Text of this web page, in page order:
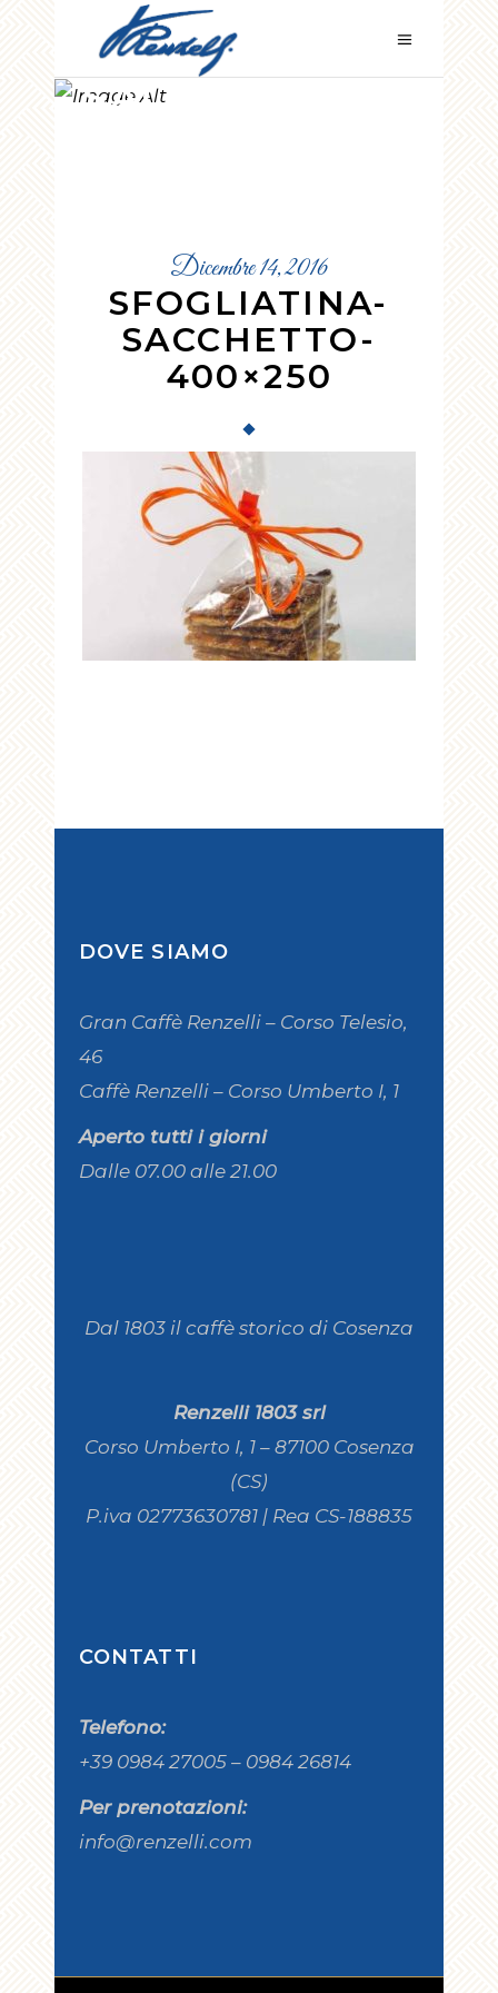
SFOGLIATINA-
SACCHETTO-
Dicembre 14, 2016
SFOGLIATINA-
SACCHETTO-
400×250
DOVE SIAMO
Gran Caffè Renzelli – Corso Telesio,
46
Caffè Renzelli – Corso Umberto I, 1
Aperto tutti i giorni
Dalle 07.00 alle 21.00
Dal 1803 il caffè storico di Cosenza
Renzelli 1803 srl
Corso Umberto I, 1 – 87100 Cosenza
(CS)
P.iva 02773630781 | Rea CS-188835
CONTATTI
Telefono:
+39 0984 27005 – 0984 26814
Per prenotazioni:
info@renzelli.com